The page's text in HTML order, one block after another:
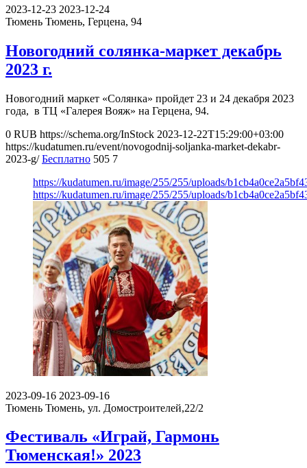
2023-12-23 2023-12-24
Тюмень Тюмень, Герцена, 94
Новогодний солянка-маркет декабрь
2023 г.
Новогодний маркет «Солянка» пройдет 23 и 24 декабря 2023
года, в ТЦ «Галерея Вояж» на Герцена, 94.
0 RUB https://schema.org/InStock 2023-12-22T15:29:00+03:00
https://kudatumen.ru/event/novogodnij-soljanka-market-dekabr-
2023-g/ Бесплатно 505 7
https://kudatumen.ru/image/255/255/uploads/
https://kudatumen.ru/image/255/255/uploads/
2023-09-16 2023-09-16
Тюмень Тюмень, ул. Домостроителей,22/2
Фестиваль «Играй, Гармонь
Тюменская!» 2023